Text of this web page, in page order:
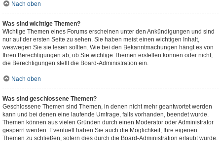
Nach oben
Was sind wichtige Themen?
Wichtige Themen eines Forums erscheinen unter den Ankündigungen und sind
nur auf der ersten Seite zu sehen. Sie haben meist einen wichtigen Inhalt,
weswegen Sie sie lesen sollten. Wie bei den Bekanntmachungen hängt es von
Ihren Berechtigungen ab, ob Sie wichtige Themen erstellen können oder nicht;
die Berechtigungen stellt die Board-Administration ein.
Nach oben
Was sind geschlossene Themen?
Geschlossene Themen sind Themen, in denen nicht mehr geantwortet werden
kann und bei denen eine laufende Umfrage, falls vorhanden, beendet wurde.
Themen können aus vielen Gründen durch einen Moderator oder Administrator
gesperrt werden. Eventuell haben Sie auch die Möglichkeit, Ihre eigenen
Themen zu schließen, sofern dies durch die Board-Administration erlaubt wurde.